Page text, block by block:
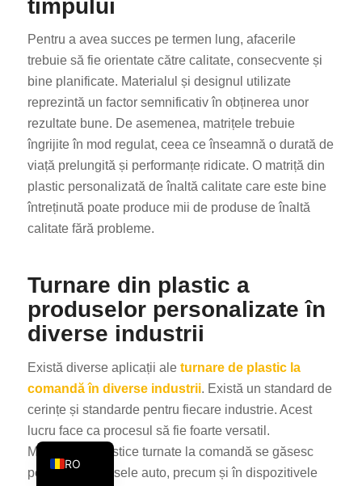
timpului
Pentru a avea succes pe termen lung, afacerile
trebuie să fie orientate către calitate, consecvente și
bine planificate. Materialul și designul utilizate
reprezintă un factor semnificativ în obținerea unor
rezultate bune. De asemenea, matrițele trebuie
îngrijite în mod regulat, ceea ce înseamnă o durată de
viață prelungită și performanțe ridicate. O matriță din
plastic personalizată de înaltă calitate care este bine
întreținută poate produce mii de produse de înaltă
calitate fără probleme.
Turnare din plastic a
produselor personalizate în
diverse industrii
Există diverse aplicații ale turnare de plastic la
comandă în diverse industrii. Există un standard de
cerințe și standarde pentru fiecare industrie. Acest
lucru face ca procesul să fie foarte versatil.
Materialele plastice turnate la comandă se găsesc
peste tot, în piesele auto, precum și în dispozitivele
RO
EN
IT
FR
RU
NL
AR
ES
JA
KO
PT
CS
DA
FI
NB